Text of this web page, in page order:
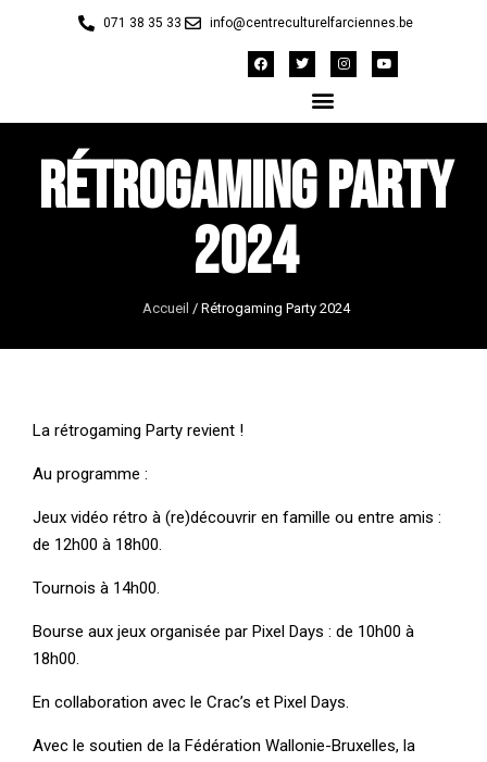
071 38 35 33 info@centreculturelfarciennes.be
Rétrogaming Party
2024
Accueil / Rétrogaming Party 2024
La rétrogaming Party revient !
Au programme :
Jeux vidéo rétro à (re)découvrir en famille ou entre amis :
de 12h00 à 18h00.
Tournois à 14h00.
Bourse aux jeux organisée par Pixel Days : de 10h00 à
18h00.
En collaboration avec le Crac’s et Pixel Days.
Avec le soutien de la Fédération Wallonie-Bruxelles, la